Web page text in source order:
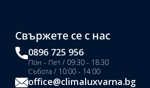
Свържете се с нас
0896 725 956
Пон - Пет / 09:30 - 18:30
Събота / 10:00 - 14:00
office@climaluxvarna.bg